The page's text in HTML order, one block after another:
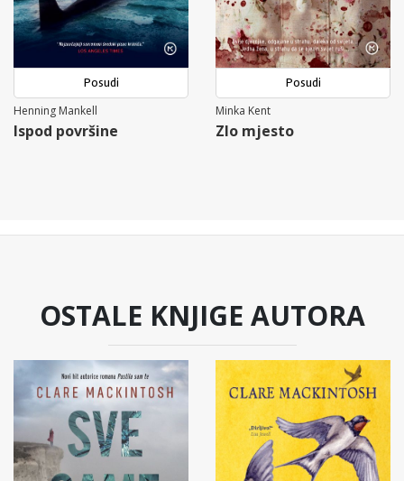
Posudi
Henning Mankell
Ispod površine
Posudi
Minka Kent
Zlo mjesto
OSTALE KNJIGE AUTORA